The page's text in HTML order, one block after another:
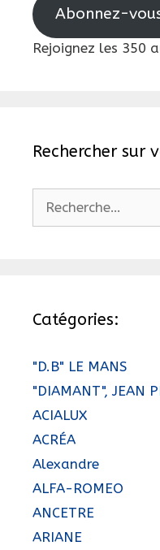
Abonnez-
Rejoignez les 350
Rechercher sur
Catégories:
"D.B" LE MANS
"DIAMANT", JEAN
ACIALUX
ACRÉA
Alexandre
ALFA-ROMEO
ANCETRE
ARIANE